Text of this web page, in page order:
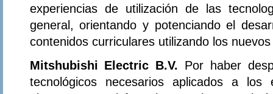
experiencias de utilización de las
general, orientando y potenciando el
contenidos curriculares utilizando los
Mitshubishi Electric B.V. Por haber
tecnológicos necesarios aplicados a los